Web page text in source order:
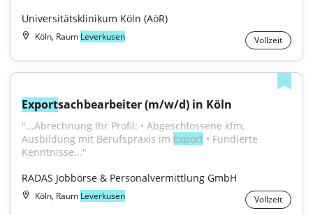
Universitätsklinikum Köln (AöR)
Köln, Raum Leverkusen Vollzeit
Exportsachbearbeiter (m/w/d) in Köln
"...Abrechnung Ihr Profil: • Abgeschlossene kfm.
Ausbildung mit Berufspraxis im Export • Fundierte
Kenntnisse..."
RADAS Jobbörse & Personalvermittlung GmbH
Köln, Raum Leverkusen Vollzeit